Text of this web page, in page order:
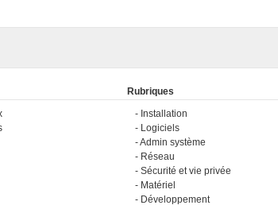
Rubriques
Installation
Logiciels
Admin système
Réseau
Sécurité et vie privée
Matériel
Développement